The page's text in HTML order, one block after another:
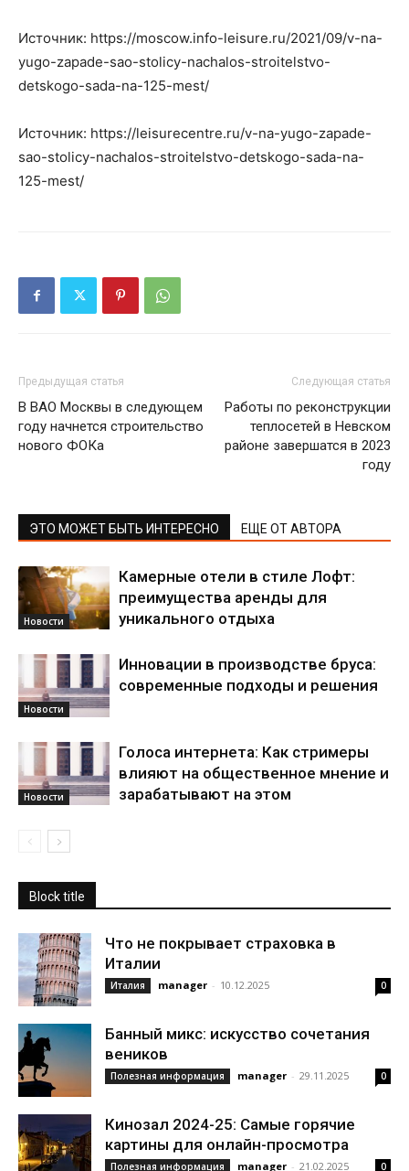
Источник: https://moscow.info-leisure.ru/2021/09/v-na-
yugo-zapade-sao-stolicy-nachalos-stroitelstvo-
detskogo-sada-na-125-mest/
Источник: https://leisurecentre.ru/v-na-yugo-zapade-
sao-stolicy-nachalos-stroitelstvo-detskogo-sada-na-
125-mest/
Предыдущая статья
В ВАО Москвы в следующем
году начнется строительство
нового ФОКа
Следующая статья
Работы по реконструкции
теплосетей в Невском
районе завершатся в 2023
году
ЭТО МОЖЕТ БЫТЬ ИНТЕРЕСНО ЕЩЕ ОТ АВТОРА
Новости
Камерные отели в стиле Лофт:
преимущества аренды для
уникального отдыха
Новости
Инновации в производстве бруса:
современные подходы и решения
Новости
Голоса интернета: Как стримеры
влияют на общественное мнение и
зарабатывают на этом
Block title
Что не покрывает страховка в
Италии
Италия manager - 10.12.2025 0
Банный микс: искусство сочетания
веников
Полезная информация manager - 29.11.2025 0
Кинозал 2024-25: Самые горячие
картины для онлайн-просмотра
Полезная информация manager - 21.02.2025 0